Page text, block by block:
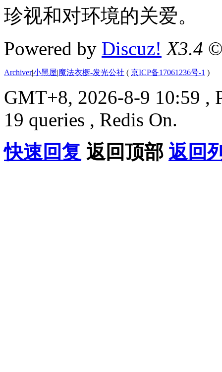
珍视和对环境的关爱。
Powered by Discuz! X3.4
Archiver|小黑屋|魔法衣橱-发光公社 ( 京ICP备17061236号-1 )
GMT+8, 2026-8-9 10:59 ,
19 queries , Redis On.
快速回复 返回顶部 返回